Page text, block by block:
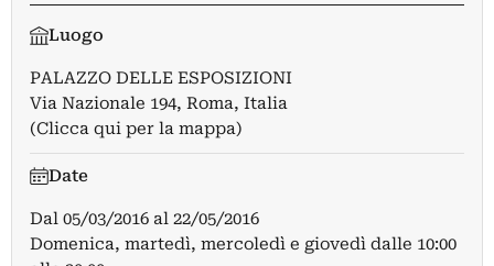
Luogo
PALAZZO DELLE ESPOSIZIONI
Via Nazionale 194, Roma, Italia
(Clicca qui per la mappa)
Date
Dal 05/03/2016 al 22/05/2016
Domenica, martedì, mercoledì e giovedì dalle 10:00